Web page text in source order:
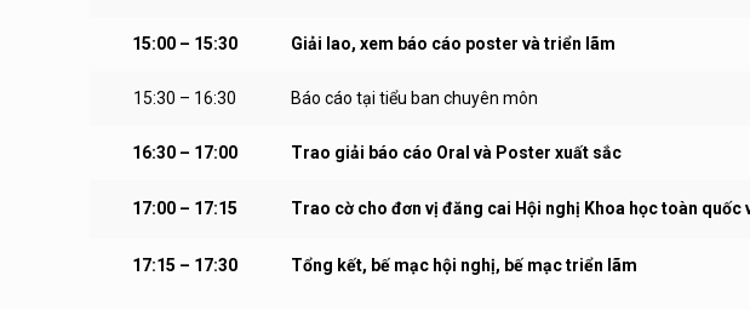
15:00 – 15:30 Giải lao, xem báo cáo poster và triển lãm
15:30 – 16:30 Báo cáo tại tiểu ban chuyên môn
16:30 – 17:00
Trao giải báo cáo Oral và Poster xuất sắc
17:00 – 17:15 Trao cờ cho đơn vị đăng cai Hội nghị Khoa học toàn quốc
17:15 – 17:30 Tổng kết, bế mạc hội nghị, bế mạc triển lãm